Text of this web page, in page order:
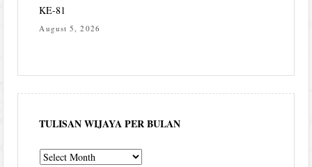
KE-81
August 5, 2026
TULISAN WIJAYA PER BULAN
Tulisan